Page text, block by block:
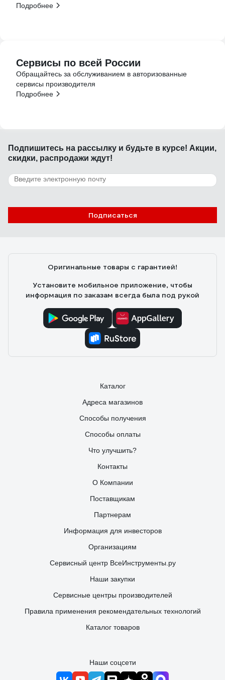
Подробнее
Сервисы по всей России
Обращайтесь за обслуживанием в авторизованные
сервисы производителя
Подробнее
Подпишитесь на рассылку и будьте в курсе! Акции,
скидки, распродажи ждут!
Подписаться
Оригинальные товары с гарантией!
Установите мобильное приложение, чтобы
информация по заказам всегда была под рукой
Каталог
Адреса магазинов
Способы получения
Способы оплаты
Что улучшить?
Контакты
О Компании
Поставщикам
Партнерам
Информация для инвесторов
Организациям
Сервисный центр ВсеИнструменты.ру
Наши закупки
Сервисные центры производителей
Правила применения рекомендательных технологий
Каталог товаров
Наши соцсети